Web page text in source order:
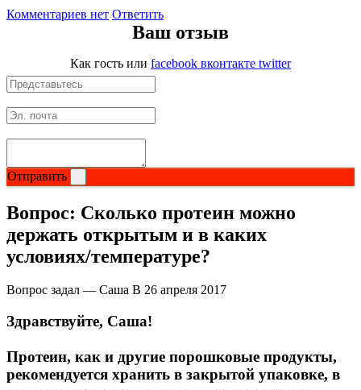
Омега жиры
Суставы и связки
Коллаген
Протеин
НАЗАД
Сывороточный протеин
Многокомпонентный и яичный протеин
Растительный протеин
Снижение веса
Комментариев нет Ответить
Ваш отзыв
Как гость или facebook вконтакте twitter
Отправить
Вопрос: Сколько протеин можно
держать открытым и в каких
условиях/температуре?
Вопрос задал — Саша В 26 апреля 2017
Здравствуйте, Саша!
Протеин, как и другие порошковые продукты,
рекомендуется хранить в закрытой упаковке, в